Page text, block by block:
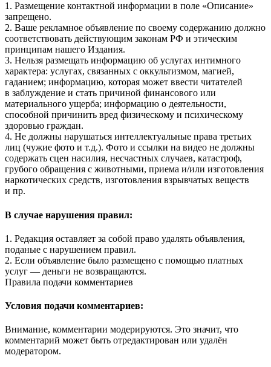
1. Размещение контактной информации в поле «Описание»
запрещено.
2. Ваше рекламное объявление по своему содержанию должно
соответствовать действующим законам РФ и этическим
принципам нашего Издания.
3. Нельзя размещать информацию об услугах интимного
характера: услугах, связанных с оккультизмом, магией,
гаданием; информацию, которая может ввести читателей
в заблуждение и стать причиной финансового или
материального ущерба; информацию о деятельности,
способной причинить вред физическому и психическому
здоровью граждан.
4. Не должны нарушаться интеллектуальные права третьих
лиц (чужие фото и т.д.). Фото и ссылки на видео не должны
содержать сцен насилия, несчастных случаев, катастроф,
грубого обращения с животными, приема и/или изготовления
наркотических средств, изготовления взрывчатых веществ
и пр.
В случае нарушения правил:
1. Редакция оставляет за собой право удалять объявления,
поданые с нарушением правил.
2. Если объявление было размещено с помощью платных
услуг — деньги не возвращаются.
Правила подачи комментариев
Условия подачи комментариев:
Внимание, комментарии модерируются. Это значит, что
комментарий может быть отредактирован или удалён
модератором.